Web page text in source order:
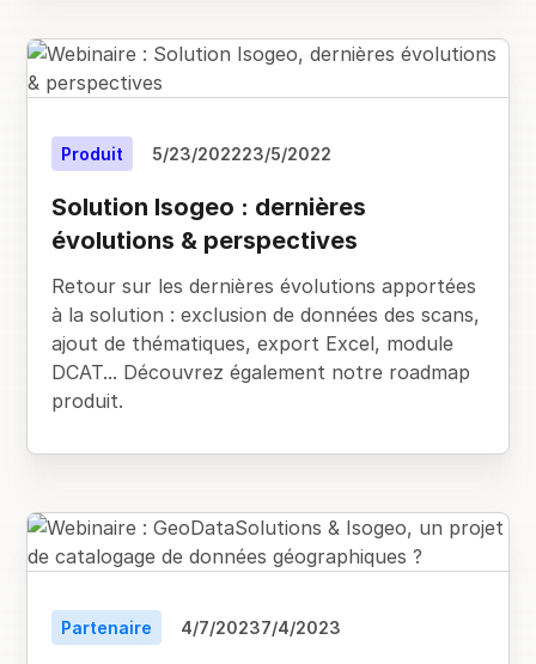
Produit 5/23/202223/5/2022
Solution Isogeo : dernières
évolutions & perspectives
Retour sur les dernières évolutions apportées
à la solution : exclusion de données des scans,
ajout de thématiques, export Excel, module
DCAT... Découvrez également notre roadmap
produit.
Partenaire 4/7/20237/4/2023